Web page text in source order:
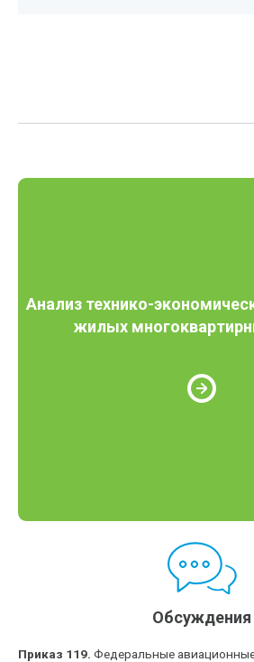
Анализ технико-
жилых
Обсуждения
Приказ 119. Федеральные